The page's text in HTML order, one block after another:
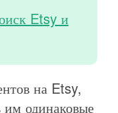
Etsy и
на Etsy,
им одинаковые